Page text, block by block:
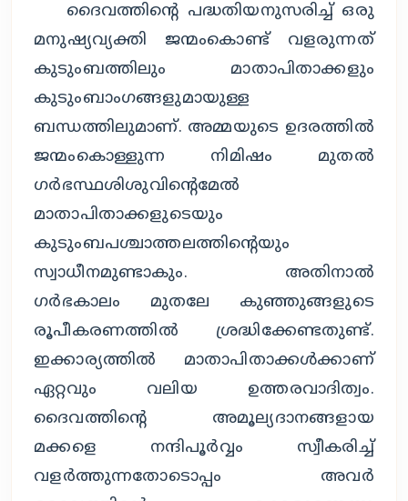
ദൈവത്തിന്റെ പദ്ധതിയനുസരിച്ച് ഒരു
മനുഷ്യവ്യക്തി ജന്മംകൊണ്ട് വളരുന്നത്
കുടുംബത്തിലും മാതാപിതാക്കളും
കുടുംബാംഗങ്ങളുമായുള്ള
ബന്ധത്തിലുമാണ്. അമ്മയുടെ ഉദരത്തില്‍
ജന്മംകൊള്ളുന്ന നിമിഷം മുതല്‍
ഗര്‍ഭസ്ഥശിശുവിന്റെമേല്‍
മാതാപിതാക്കളുടെയും
കുടുംബപശ്ചാത്തലത്തിന്റെയും
സ്വാധീനമുണ്ടാകും. അതിനാല്‍
ഗര്‍ഭകാലം മുതലേ കുഞ്ഞുങ്ങളുടെ
രൂപീകരണത്തില്‍ ശ്രദ്ധിക്കേണ്ടതുണ്ട്.
ഇക്കാര്യത്തില്‍ മാതാപിതാക്കള്‍ക്കാണ്
ഏറ്റവും വലിയ ഉത്തരവാദിത്വം.
ദൈവത്തിന്റെ അമൂല്യദാനങ്ങളായ
മക്കളെ നന്ദിപൂര്‍വ്വം സ്വീകരിച്ച്
വളര്‍ത്തുന്നതോടൊപ്പം അവര്‍